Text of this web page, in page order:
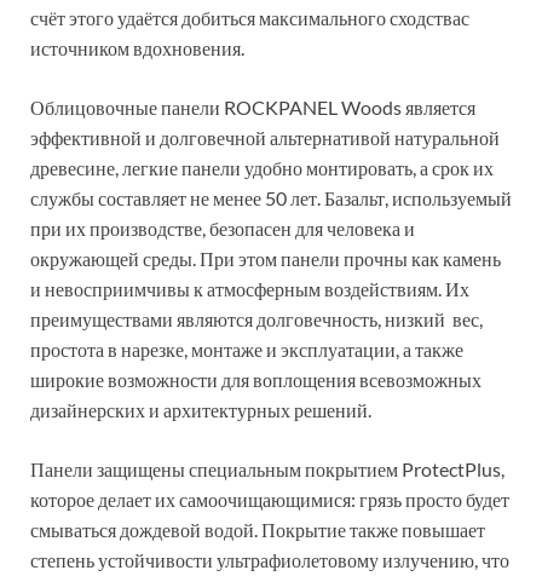
счёт этого удаётся добиться максимального сходствас
источником вдохновения.
Облицовочные панели ROCKPANEL Woods является
эффективной и долговечной альтернативой натуральной
древесине, легкие панели удобно монтировать, а срок их
службы составляет не менее 50 лет. Базальт, используемый
при их производстве, безопасен для человека и
окружающей среды. При этом панели прочны как камень
и невосприимчивы к атмосферным воздействиям. Их
преимуществами являются долговечность, низкий вес,
простота в нарезке, монтаже и эксплуатации, а также
широкие возможности для воплощения всевозможных
дизайнерских и архитектурных решений.
Панели защищены специальным покрытием ProtectPlus,
которое делает их самоочищающимися: грязь просто будет
смываться дождевой водой. Покрытие также повышает
степень устойчивости ультрафиолетовому излучению, что